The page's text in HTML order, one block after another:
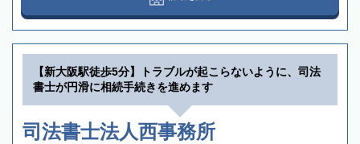
【新大阪駅徒歩5分】トラブルが起こらないように、司法
書士が円滑に相続手続きを進めます
司法書士法人西事務所